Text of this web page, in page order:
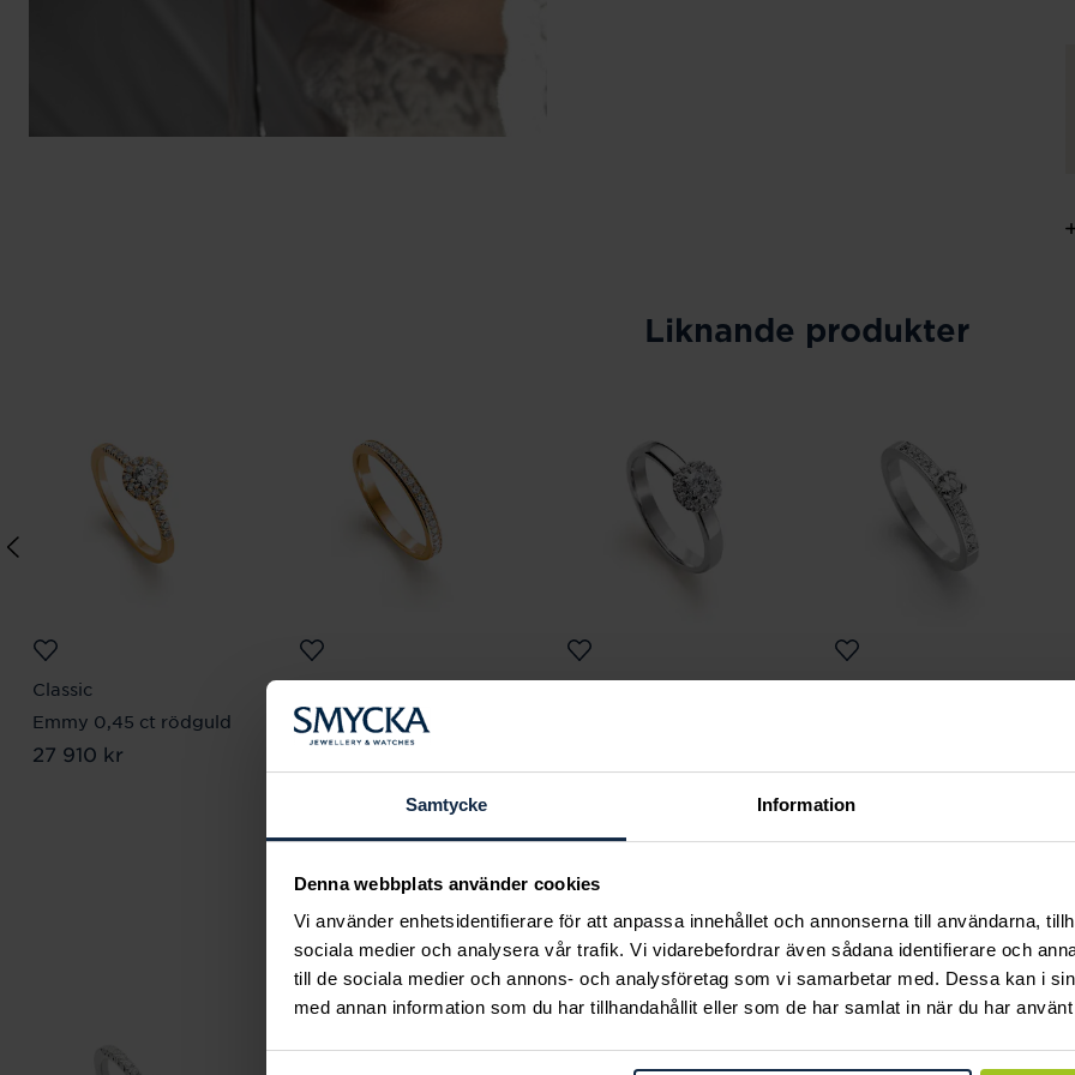
Samtycke Information
Denna webbplats använder cookies
Vi använder enhetsidentifierare för att anpassa innehållet och annonserna till användarna,
sociala medier och analysera vår trafik. Vi vidarebefordrar även sådana identifierare och
till de sociala medier och annons- och analysföretag som vi samarbetar med. Dessa kan i
med annan information som du har tillhandahållit eller som de har samlat in när du har
Liknande produkter
Classic
Emmy 0,45 ct rödguld
Pris:27 910 kr
27 910 kr
Hedvig 0,44 ct
Andra köpte också